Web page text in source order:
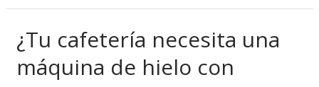
¿Tu cafetería necesita una
máquina de hielo con
¿Tu
cafetería
necesita
una